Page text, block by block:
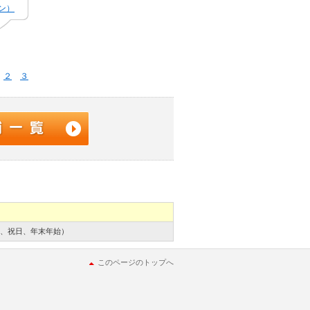
２ ３
祝日、年末年始）
このページのトップへ